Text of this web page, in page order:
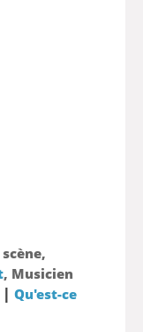
, Musicien
Qu'est-ce